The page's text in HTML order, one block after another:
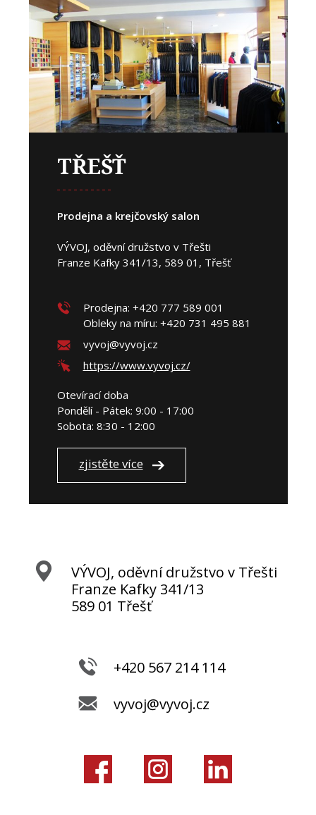
TŘEŠŤ
Prodejna a krejčovský salon
VÝVOJ, oděvní družstvo v Třešti
Franze Kafky 341/13, 589 01, Třešť
Prodejna: +420 777 589 001
Obleky na míru: +420 731 495 881
vyvoj@vyvoj.cz
https://www.vyvoj.cz/
Otevírací doba
Pondělí - Pátek: 9:00 - 17:00
Sobota: 8:30 - 12:00
zjistěte více
VÝVOJ, oděvní družstvo v Třešti
Franze Kafky 341/13
589 01 Třešť
+420 567 214 114
vyvoj@vyvoj.cz